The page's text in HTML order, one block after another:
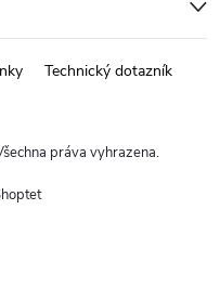
Technický dotazník
práva vyhrazena.